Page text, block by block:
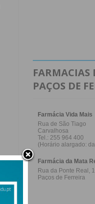
FARMACIAS
PAÇOS DE